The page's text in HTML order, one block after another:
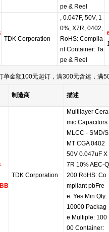
pe & Reel
TDK Corporation
, 0.047F, 50V, 1
0%, X7R, 0402,
RoHS: Complia
nt Container: Ta
pe & Reel
金额100元起订，满300元含运，满
制造商 描述
TDK Corporation
Multilayer Cera
mic Capacitors
MLCC - SMD/S
MT CGA 0402
50V 0.047uF X
7R 10% AEC-Q
200 RoHS: Co
mpliant pbFre
e: Yes Min Qty:
10000 Packag
e Multiple: 100
00 Container: